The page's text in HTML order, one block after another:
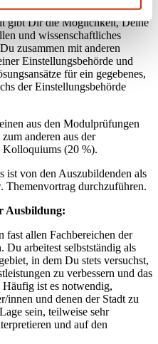
gibt Dir die Möglichkeit, Deine
und wissenschaftliches
zusammen mit anderen
Einstellungsbehörde und
für ein gegebenes,
der Einstellungsbehörde
aus den Modulprüfungen
anderen aus der
Kolloquiums (20 %).
ist von den Auszubildenden als
Themenvortrag durchzuführen.
Ausbildung:
allen Fachbereichen der
Du arbeitest selbstständig als
in dem Du stets versuchst,
zu verbessern und das
ist es notwendig,
innen und denen der Stadt zu
sein, teilweise sehr
und auf den